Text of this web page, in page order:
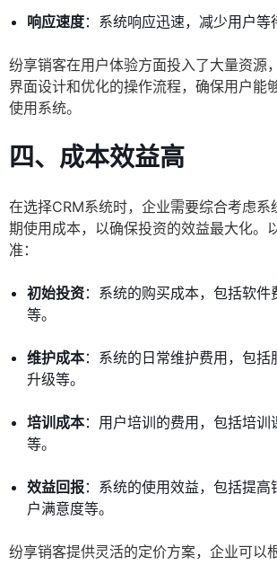
响应速度：系统响应迅速，减少用户等
纷享销客在用户体验方面投入了大量资源
界面设计和优化的操作流程，确保用户能
使用系统。
四、成本效益高
在选择CRM系统时，企业需要综合考虑系
期使用成本，以确保投资的效益最大化。
准：
初始投资：系统的购买成本，包括软件
等。
维护成本：系统的日常维护费用，包括
升级等。
培训成本：用户培训的费用，包括培训
等。
效益回报：系统的使用效益，包括提
户满意度等。
纷享销客提供灵活的定价方案，企业可以